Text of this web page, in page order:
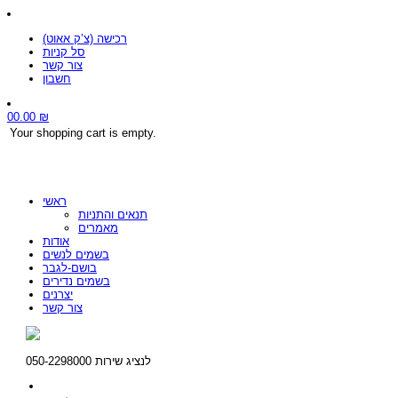
רכישה (צ’ק אאוט)
סל קניות
צור קשר
חשבון
00.00 ₪
Your shopping cart is empty.
ראשי
תנאים והתניות
מאמרים
אודות
בשמים לנשים
בושם-לגבר
בשמים נדירים
יצרנים
צור קשר
לנציג שירות 050-2298000